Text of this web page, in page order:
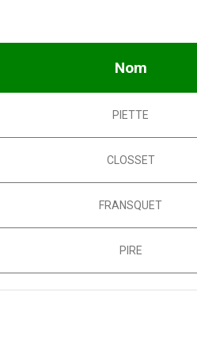
Nom
PIETTE
CLOSSET
FRANSQUET
PIRE